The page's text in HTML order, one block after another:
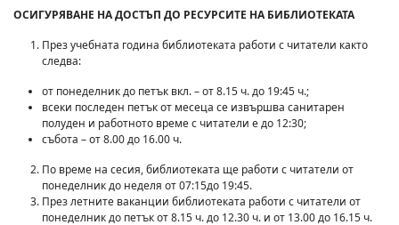
ОСИГУРЯВАНЕ НА ДОСТЪП ДО РЕСУРСИТЕ НА БИБЛИОТЕКАТА
През учебната година библиотеката работи с читатели както
следва:
от понеделник до петък вкл. – от 8.15 ч. до 19:45 ч.;
всеки последен петък от месеца се извършва санитарен
полуден и работното време с читатели е до 12:30;
събота – от 8.00 до 16.00 ч.
По време на сесия, библиотеката ще работи с читатели от
понеделник до неделя от 07:15до 19:45.
През летните ваканции библиотеката работи с читатели от
понеделник до петък от 8.15 ч. до 12.30 ч. и от 13.00 до 16.15 ч.